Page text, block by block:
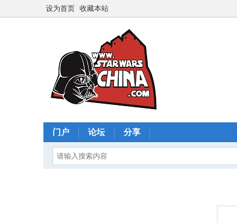
设为首页 收藏本站
门户 论坛 分享